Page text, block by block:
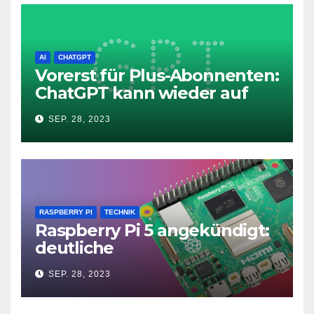
AI CHATGPT
Vorerst für Plus-Abonnenten:
ChatGPT kann wieder auf
das Internet zugreifen
SEP. 28, 2023
RASPBERRY PI TECHNIK
Raspberry Pi 5 angekündigt:
deutliche
Leistungssteigerung und bis
zu 2x 4K60
SEP. 28, 2023